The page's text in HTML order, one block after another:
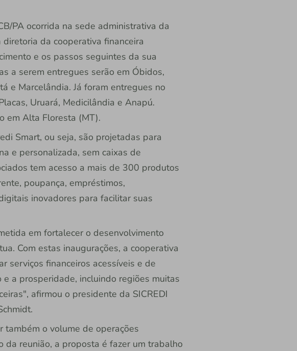
PA ocorrida na sede administrativa da
da cooperativa financeira
e os passos seguintes da sua
a serem entregues serão em Óbidos,
e Marcelândia. Já foram entregues no
Uruará, Medicilândia e Anapú.
em Alta Floresta (MT).
Smart, ou seja, são projetadas para
e personalizada, sem caixas de
tem acesso a mais de 300 produtos
poupança, empréstimos,
inovadores para facilitar suas
em fortalecer o desenvolvimento
Com estas inaugurações, a cooperativa
serviços financeiros acessíveis e de
a prosperidade, incluindo regiões muitas
afirmou o presidente da SICREDI
o volume de operações
da reunião, a proposta é fazer um trabalho